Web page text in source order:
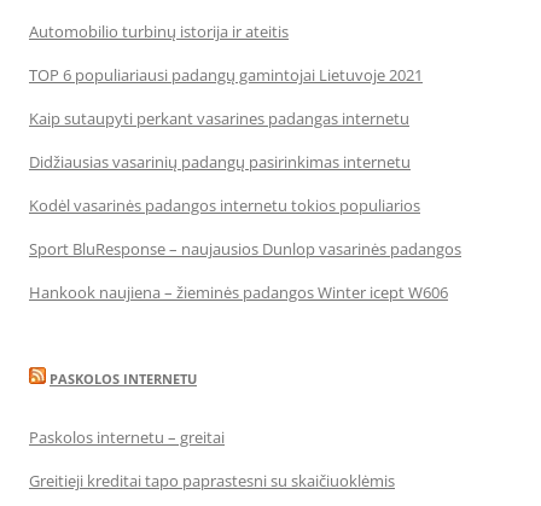
Automobilio turbinų istorija ir ateitis
TOP 6 populiariausi padangų gamintojai Lietuvoje 2021
Kaip sutaupyti perkant vasarines padangas internetu
Didžiausias vasarinių padangų pasirinkimas internetu
Kodėl vasarinės padangos internetu tokios populiarios
Sport BluResponse – naujausios Dunlop vasarinės padangos
Hankook naujiena – žieminės padangos Winter icept W606
PASKOLOS INTERNETU
Paskolos internetu – greitai
Greitieji kreditai tapo paprastesni su skaičiuoklėmis